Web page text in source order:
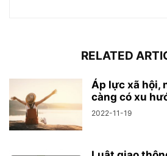
RELATED
Áp lực xã hội,
càng có xu
2022-11-19